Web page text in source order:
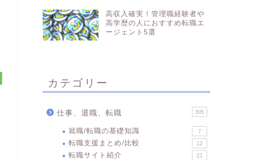
高収入確実！管理職経験者や
高学歴の人におすすめ転職エ
ージェント5選
カテゴリー
仕事、退職、転職 305
就職/転職の基礎知識 7
転職支援まとめ/比較 12
転職サイト紹介 21